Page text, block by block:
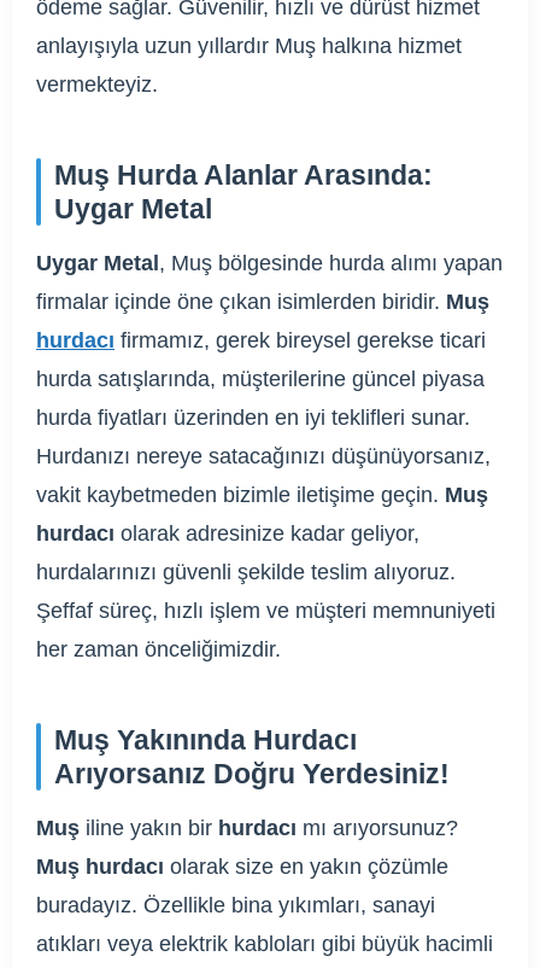
ödeme sağlar. Güvenilir, hızlı ve dürüst hizmet
anlayışıyla uzun yıllardır Muş halkına hizmet
vermekteyiz.
Muş Hurda Alanlar Arasında:
Uygar Metal
Uygar Metal, Muş bölgesinde hurda alımı yapan
firmalar içinde öne çıkan isimlerden biridir. Muş
hurdacı firmamız, gerek bireysel gerekse ticari
hurda satışlarında, müşterilerine güncel piyasa
hurda fiyatları üzerinden en iyi teklifleri sunar.
Hurdanızı nereye satacağınızı düşünüyorsanız,
vakit kaybetmeden bizimle iletişime geçin. Muş
hurdacı olarak adresinize kadar geliyor,
hurdalarınızı güvenli şekilde teslim alıyoruz.
Şeffaf süreç, hızlı işlem ve müşteri memnuniyeti
her zaman önceliğimizdir.
Muş Yakınında Hurdacı
Arıyorsanız Doğru Yerdesiniz!
Muş iline yakın bir hurdacı mı arıyorsunuz?
Muş hurdacı olarak size en yakın çözümle
buradayız. Özellikle bina yıkımları, sanayi
atıkları veya elektrik kabloları gibi büyük hacimli